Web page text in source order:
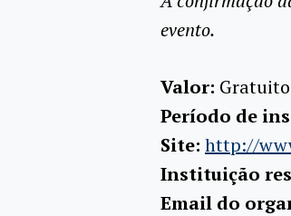
evento.
Valor: Gratuito
Período de
Site: http://
Instituição
Email do